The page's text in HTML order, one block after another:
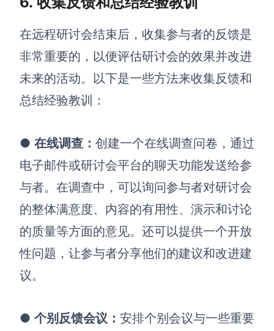
在远程研讨会结束后，收集参与者的反馈是
非常重要的，以便评估研讨会的效果并改进
未来的活动。以下是一些方法来收集反馈和
总结经验教训：
● 在线调查 ： 创建一个在线调查问卷，通过
电子邮件或研讨会平台的聊天功能发送给参
与者。在调查中，可以询问参与者对研讨会
的整体满意度、内容的有用性、演示和讨论
的质量等方面的意见。还可以提供一个开放
性问题，让参与者分享他们的建议和改进建
议。
● 个别反馈会议 ： 安排个别会议与一些重要